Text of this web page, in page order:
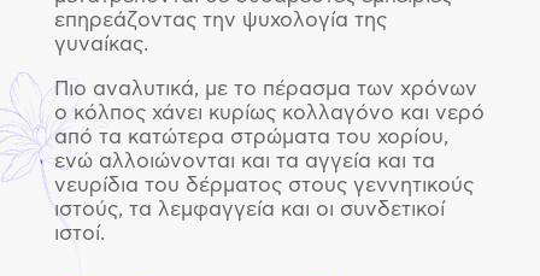
επηρεάζοντας την ψυχολογία της
γυναίκας.
Πιο αναλυτικά, με το πέρασμα των χρόνων
ο κόλπος χάνει κυρίως κολλαγόνο και νερό
από τα κατώτερα στρώματα του χορίου,
ενώ αλλοιώνονται και τα αγγεία και τα
νευρίδια του δέρματος στους γεννητικούς
ιστούς, τα λεμφαγγεία και οι συνδετικοί
ιστοί.